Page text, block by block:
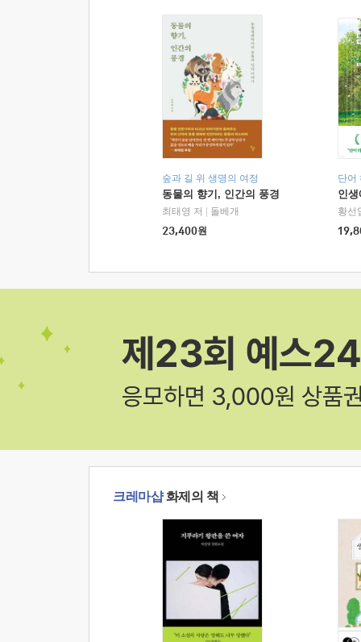
숲과 길 위 생명의 여정
동물의 향기, 인간의 풍경
최태영 저
돌베개
23,400원
단어
인
황선
크레마샵화제의 책